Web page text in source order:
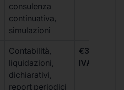
consulenza
continuativa,
simulazioni
Contabilità,
liquidazioni,
dichiarativi,
report periodici
€300 +
IVA/